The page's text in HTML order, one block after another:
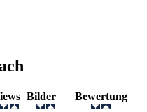
Bilder
Bewertung